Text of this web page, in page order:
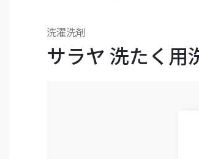
洗濯洗剤
サラヤ 洗たく用